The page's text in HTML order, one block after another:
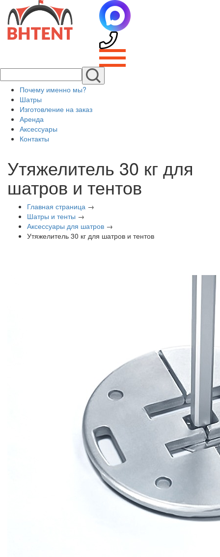
Почему именно мы?
Шатры
Изготовление на заказ
Аренда
Аксессуары
Контакты
Утяжелитель 30 кг для
шатров и тентов
Главная страница →
Шатры и тенты →
Аксессуары для шатров →
Утяжелитель 30 кг для шатров и тентов